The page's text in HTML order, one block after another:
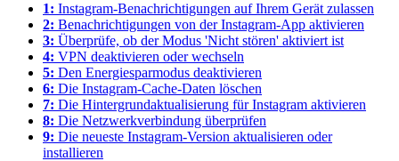
1: Instagram-Benachrichtigungen auf Ihrem Gerät zulassen
2: Benachrichtigungen von der Instagram-App aktivieren
3: Überprüfe, ob der Modus 'Nicht stören' aktiviert ist
4: VPN deaktivieren oder wechseln
5: Den Energiesparmodus deaktivieren
6: Die Instagram-Cache-Daten löschen
7: Die Hintergrundaktualisierung für Instagram aktivieren
8: Die Netzwerkverbindung überprüfen
9: Die neueste Instagram-Version aktualisieren oder
installieren